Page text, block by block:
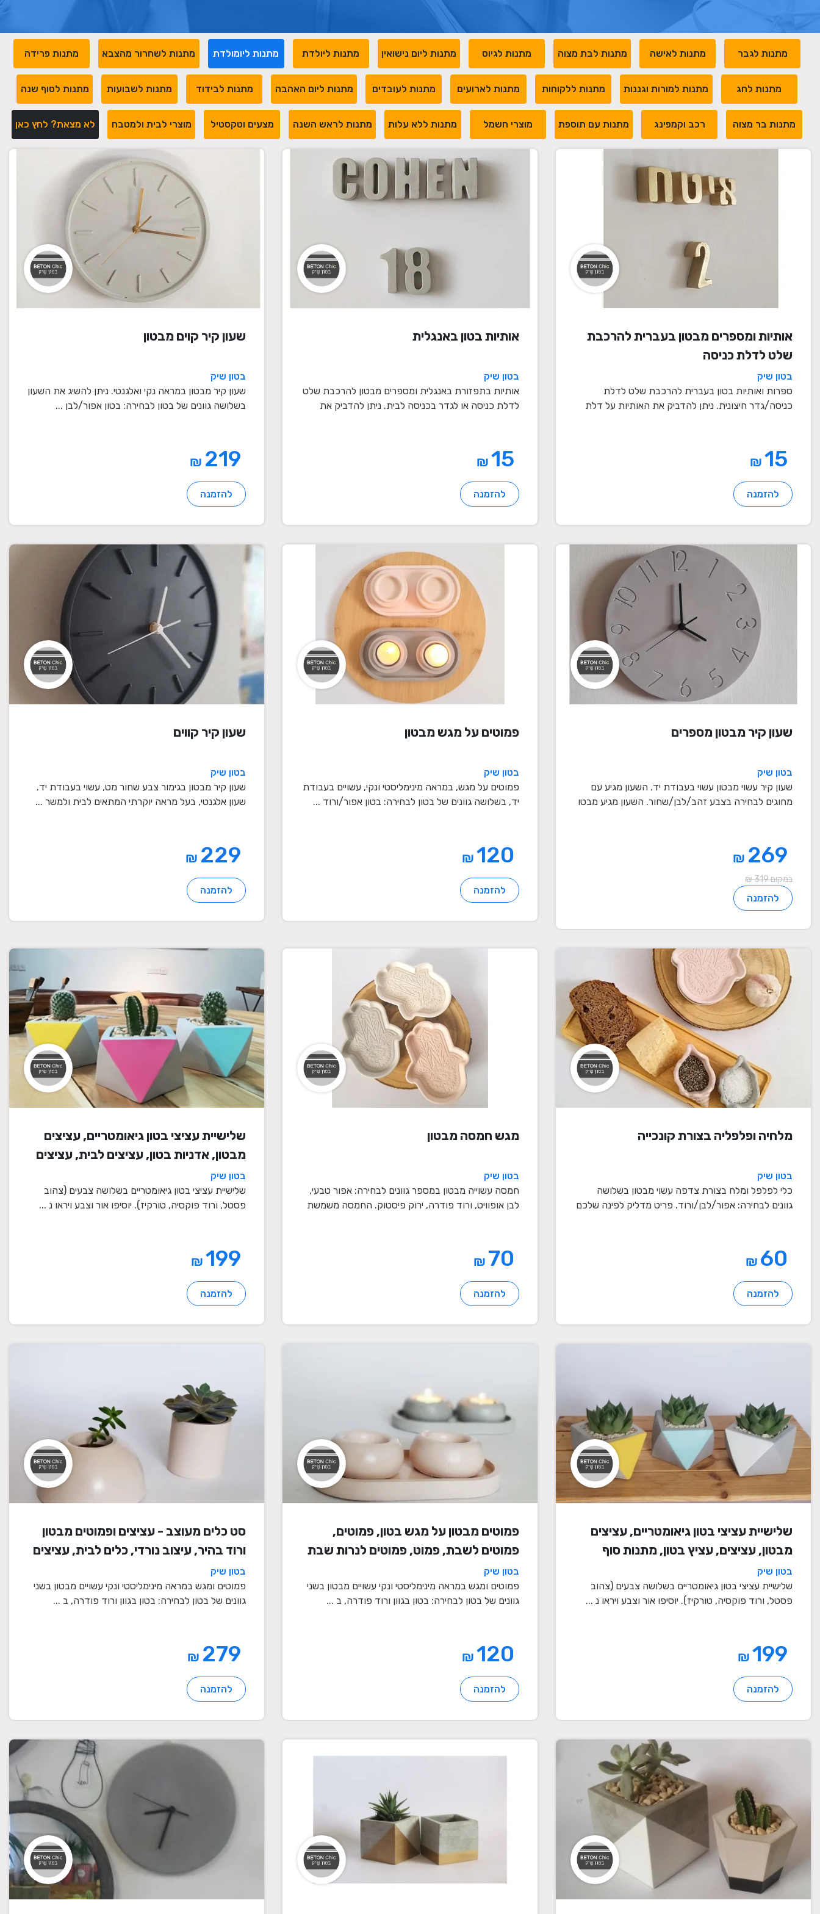
מתנות לגבר מתנות לאישה מתנות לבת מצוה מתנות לגיוס מתנות ליום נישואין מתנות ליולדת מתנות ליומולדת מתנות לשחרור מהצבא מתנות פרידה
מתנות לחג מתנות למורות וגננות מתנות ללקוחות מתנות לארועים מתנות לעובדים מתנות ליום האהבה מתנות לבידוד מתנות לשבועות מתנות לסוף שנה
מתנות בר מצוה רכב וקמפינג מתנות עם תוספת מוצרי חשמל מתנות ללא עלות מתנות לראש השנה מצעים וטקסטיל מוצרי לבית ולמטבח לא מצאת? לחץ כאן
אותיות ומספרים מבטון בעברית להרכבת
שלט לדלת כניסה
בטון שיק
ספרות ואותיות בטון בעברית להרכבת שלט לדלת
כניסה/גדר חיצונית. ניתן להדביק את האותיות על דלת
₪
להזמנה
אותיות בטון באנגלית
בטון שיק
אותיות בתפזורת באנגלית ומספרים מבטון להרכבת שלט
לדלת כניסה או לגדר בכניסה לבית. ניתן להדביק את
₪
להזמנה
שעון קיר קוים מבטון
בטון שיק
שעון קיר מבטון במראה נקי ואלגנטי. ניתן להשיג את השעון
בשלושה גוונים של בטון לבחירה: בטון אפור/לבן ...
₪
להזמנה
שעון קיר מבטון מספרים
בטון שיק
שעון קיר עשוי מבטון עשוי בעבודת יד. השעון מגיע עם
מחוגים לבחירה בצבע זהב/לבן/שחור. השעון מגיע מבטו
₪
במקום 319 ₪
להזמנה
פמוטים על מגש מבטון
בטון שיק
פמוטים על מגש, במראה מינימליסטי ונקי, עשויים בעבודת
יד, בשלושה גוונים של בטון לבחירה: בטון אפור/ורוד ...
₪
להזמנה
שעון קיר קווים
בטון שיק
שעון קיר מבטון בגימור צבע שחור מט, עשוי בעבודת יד.
שעון אלגנטי, בעל מראה יוקרתי המתאים לבית ולמשר ...
₪
להזמנה
מלחיה ופלפליה בצורת קונכייה
בטון שיק
כלי לפלפל ומלח בצורת צדפה עשוי מבטון בשלושה
גוונים לבחירה: אפור/לבן/ורוד. פריט מדליק לפינה שלכם
₪
להזמנה
מגש חמסה מבטון
בטון שיק
חמסה עשוייה מבטון במספר גוונים לבחירה: אפור טבעי,
לבן אופוויט, ורוד פודרה, ירוק פיסטוק. החמסה משמשת
₪
להזמנה
שלישיית עציצי בטון גיאומטריים, עציצים
מבטון, אדניות בטון, עציצים לבית, עציצים
מיוחדים, עציצים מעוצבים, עציצי מתנה,
מתנות לחגים
בטון שיק
שלישיית עציצי בטון גיאומטריים בשלושה צבעים (צהוב
פסטל, ורוד פוקסיה, טורקיז). יוסיפו אור וצבע ויראו נ ...
₪
להזמנה
שלישיית עציצי בטון גיאומטריים, עציצים
מבטון, עציצים, עציץ בטון, מתנות סוף
שנה, מתנה לבית, מתנה ליום הולדת,
עיצוב הבית, מתנות סוף שנה למורים
בטון שיק
שלישיית עציצי בטון גיאומטריים בשלושה צבעים (צהוב
פסטל, ורוד פוקסיה, טורקיז). יוסיפו אור וצבע ויראו נ ...
₪
להזמנה
פמוטים מבטון על מגש בטון, פמוטים,
פמוטים לשבת, פמוט, פמוטים לנרות שבת
בטון שיק
פמוטים ומגש במראה מינימליסטי ונקי עשויים מבטון בשני
גוונים של בטון לבחירה: בטון בגוון ורוד פודרה, ב ...
₪
להזמנה
סט כלים מעוצב - עציצים ופמוטים מבטון
ורוד בהיר, עיצוב נורדי, כלים לבית, עציצים
מעוצבים, עציצי בטון, פמוטים לשבת,
עציצים מבטון, מתנה לבית
בטון שיק
פמוטים ומגש במראה מינימליסטי ונקי עשויים מבטון בשני
גוונים של בטון לבחירה: בטון בגוון ורוד פודרה, ב ...
₪
להזמנה